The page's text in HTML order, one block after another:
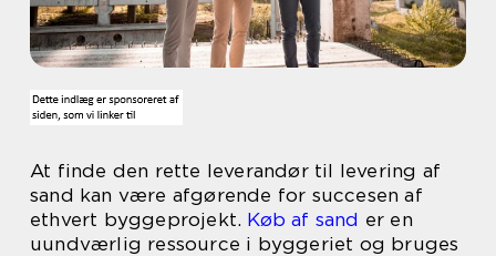
At finde den rette leverandør til levering af
sand kan være afgørende for succesen af
ethvert byggeprojekt. Køb af sand er en
uundværlig ressource i byggeriet og bruges